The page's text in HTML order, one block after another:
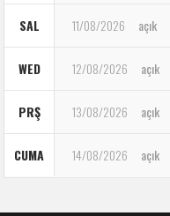
SAL 11/08/2026 açık
WED 12/08/2026 açık
PRŞ 13/08/2026 açık
CUMA 14/08/2026 açık